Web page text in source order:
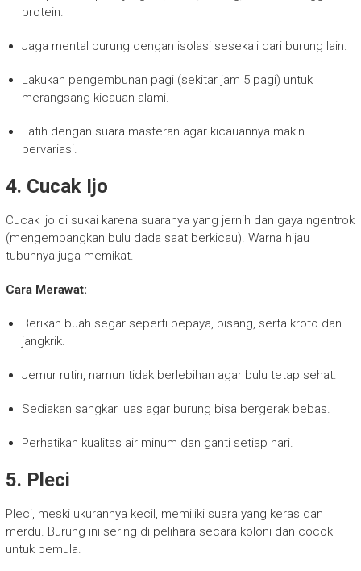
protein.
Jaga mental burung dengan isolasi sesekali dari burung lain.
Lakukan pengembunan pagi (sekitar jam 5 pagi) untuk
merangsang kicauan alami.
Latih dengan suara masteran agar kicauannya makin
bervariasi.
4. Cucak Ijo
Cucak Ijo di sukai karena suaranya yang jernih dan gaya ngentrok
(mengembangkan bulu dada saat berkicau). Warna hijau
tubuhnya juga memikat.
Cara Merawat:
Berikan buah segar seperti pepaya, pisang, serta kroto dan
jangkrik.
Jemur rutin, namun tidak berlebihan agar bulu tetap sehat.
Sediakan sangkar luas agar burung bisa bergerak bebas.
Perhatikan kualitas air minum dan ganti setiap hari.
5. Pleci
Pleci, meski ukurannya kecil, memiliki suara yang keras dan
merdu. Burung ini sering di pelihara secara koloni dan cocok
untuk pemula.